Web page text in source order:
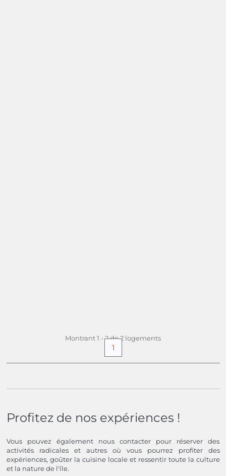
Montrant 1 - 2 de 2 logements
1
Profitez de nos expériences !
Vous pouvez également nous contacter pour réserver des
activités radicales et autres où vous pourrez profiter des
expériences, goûter la cuisine locale et ressentir toute la culture
et la nature de l'île.